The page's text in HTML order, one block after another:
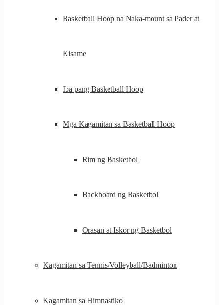
Basketball Hoop na Naka-mount sa Pader at
Kisame
Iba pang Basketball Hoop
Mga Kagamitan sa Basketball Hoop
Rim ng Basketbol
Backboard ng Basketbol
Orasan at Iskor ng Basketbol
Kagamitan sa Tennis/Volleyball/Badminton
Kagamitan sa Himnastiko